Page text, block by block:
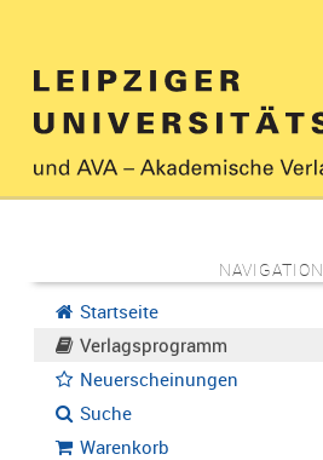
NAVIGATION
Startseite
Verlagsprogramm
Neuerscheinungen
Suche
Warenkorb